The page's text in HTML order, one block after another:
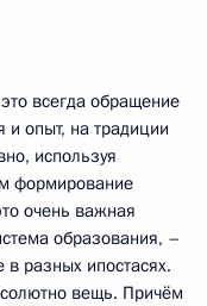
всегда обращение
опыт, на традиции
используя
формирование
очень важная
образования, –
разных ипостасях.
вещь. Причём